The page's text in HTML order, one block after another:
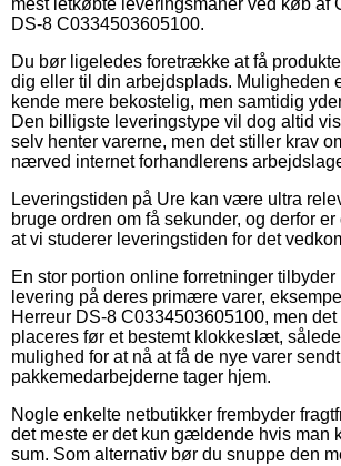
DS-8 C0334503605100.
Du bør ligeledes foretrække at få
dig eller til din arbejdsplads. Muligheden
kende mere bekostelig, men samtidig
Den billigste leveringstype vil dog altid
selv henter varerne, men det stiller krav
nærved internet forhandlerens
Leveringstiden på Ure kan være ultra
bruge ordren om få sekunder, og derfor
at vi studerer leveringstiden for det
En stor portion online forretninger tilbyder
levering på deres primære varer,
Herreur DS-8 C0334503605100, men
placeres før et bestemt klokkeslæt,
mulighed for at nå at få de nye varer
pakkemedarbejderne tager hjem.
Nogle enkelte netbutikker frembyder
det meste er det kun gældende hvis man
sum. Som alternativ bør du snuppe den